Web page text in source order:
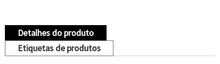
Detalhes do produto
Etiquetas de produtos